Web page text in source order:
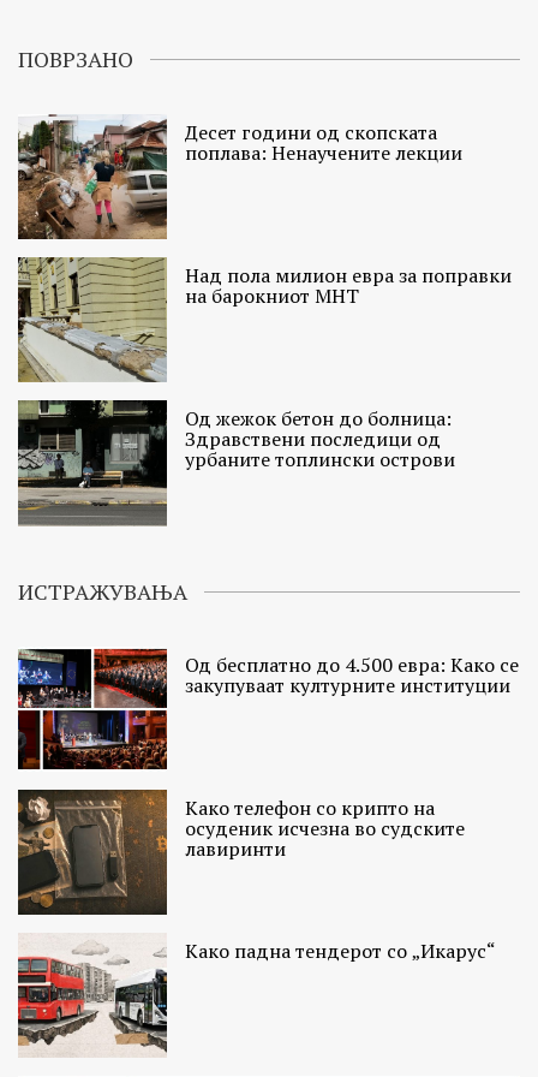
ПОВРЗАНО
Десет години од скопската
поплава: Ненаучените лекции
Над пола милион евра за поправки
на барокниот МНТ
Од жежок бетон до болница:
Здравствени последици од
урбаните топлински острови
ИСТРАЖУВАЊА
Од бесплатно до 4.500 евра: Како се
закупуваат културните институции
Како телефон со крипто на
осуденик исчезна во судските
лавиринти
Како падна тендерот со „Икарус“